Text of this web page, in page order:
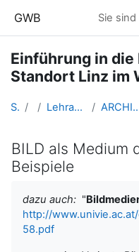
GWB Sie
Einführung in die
Standort Linz im
Startseite Kurse Lehramtsausbildung GW im Cluster Österreich Mitte ARCHIV - Lehrveranstaltungen
BILD als Medium
Beispiele
dazu auch: "
http://
58.pdf